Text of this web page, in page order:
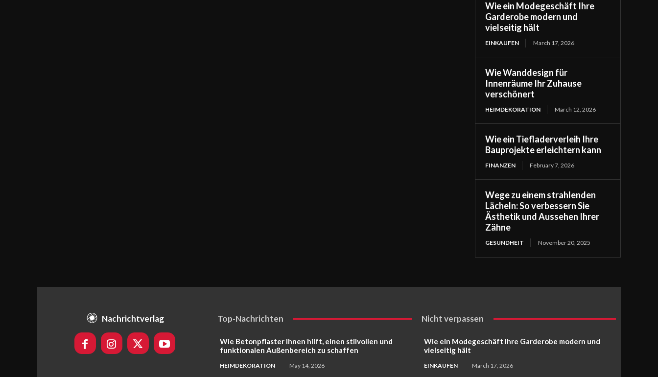
Wie ein Modegeschäft Ihre
Garderobe modern und
vielseitig hält
EINKAUFEN March 17, 2026
Wie Wanddesign für
Innenräume Ihr Zuhause
verschönert
HEIMDEKORATION March 12, 2026
Wie ein Tiefladerverleih Ihre
Bauprojekte erleichtern kann
FINANZEN February 7, 2026
Wege zu einem strahlenden
Lächeln: So verbessern Sie
Ästhetik und Aussehen Ihrer
Zähne
GESUNDHEIT November 20, 2025
Nachrichtverlag Top-Nachrichten
Wie Betonpflaster Ihnen hilft, einen stilvollen und
funktionalen Außenbereich zu schaffen
HEIMDEKORATION May 14, 2026
Nicht verpassen
Wie ein Modegeschäft Ihre Garderobe modern und
vielseitig hält
EINKAUFEN March 17, 2026